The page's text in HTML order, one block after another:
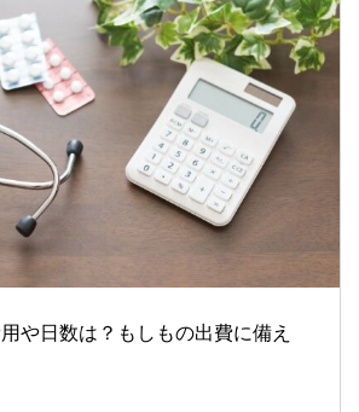
や日数は？もしもの出費に備え